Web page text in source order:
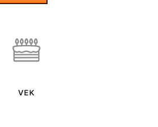
VEK